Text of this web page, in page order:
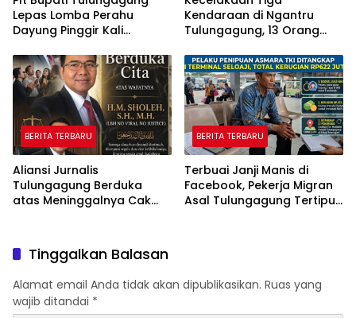
Lepas Lomba Perahu
Dayung Pinggir Kali
Kendaraan di Ngantru
Tulungagung, 13 Orang
BERITA TERBARU
Aliansi Jurnalis
Tulungagung Berduka
atas Meninggalnya Cak
yang Vokal”
BERITA TERBARU
Terbuai Janji Manis di
Facebook, Pekerja Migran
Asal Tulungagung Tertipu
Tinggalkan Balasan
Alamat email Anda tidak akan dipublikasikan. Ruas yang
wajib ditandai *